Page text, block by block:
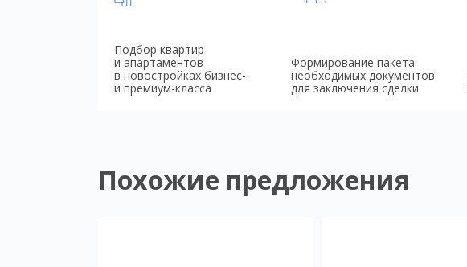
Подбор квартир
и апартаментов
в новостройках бизнес-
и премиум-класса
Формирование пакета
необходимых документов
для заключения сделки
Похожие предложения